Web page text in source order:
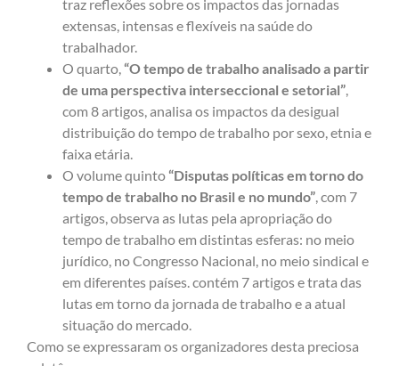
traz reflexões sobre os impactos das jornadas
extensas, intensas e flexíveis na saúde do
trabalhador.
O quarto,“O tempo de trabalho analisado a partir
de uma perspectiva interseccional e setorial”,
com 8 artigos, analisa os impactos da desigual
distribuição do tempo de trabalho por sexo, etnia e
faixa etária.
O volume quinto“Disputas políticas em torno do
tempo de trabalho no Brasil e no mundo”, com 7
artigos, observa as lutas pela apropriação do
tempo de trabalho em distintas esferas: no meio
jurídico, no Congresso Nacional, no meio sindical e
em diferentes países. contém 7 artigos e trata das
lutas em torno da jornada de trabalho e a atual
situação do mercado.
Como se expressaram os organizadores desta preciosa